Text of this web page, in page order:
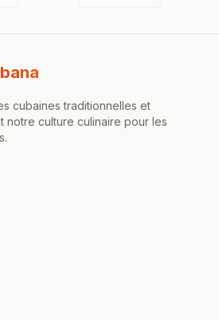
cubaines traditionnelles et
notre culture culinaire pour les